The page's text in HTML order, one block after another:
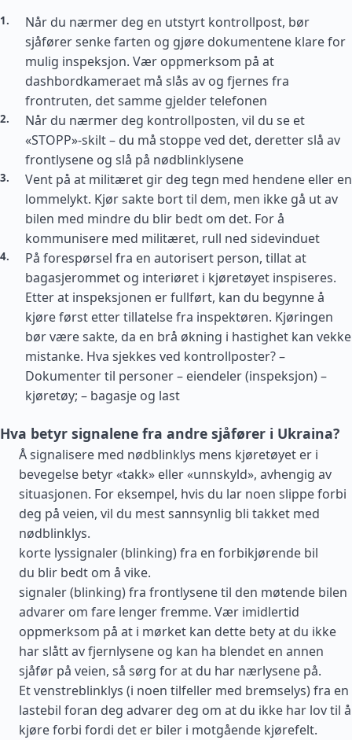
Når du nærmer deg en utstyrt kontrollpost, bør
sjåfører senke farten og gjøre dokumentene klare for
mulig inspeksjon. Vær oppmerksom på at
dashbordkameraet må slås av og fjernes fra
frontruten, det samme gjelder telefonen
Når du nærmer deg kontrollposten, vil du se et
«STOPP»-skilt – du må stoppe ved det, deretter slå av
frontlysene og slå på nødblinklysene
Vent på at militæret gir deg tegn med hendene eller en
lommelykt. Kjør sakte bort til dem, men ikke gå ut av
bilen med mindre du blir bedt om det. For å
kommunisere med militæret, rull ned sidevinduet
På forespørsel fra en autorisert person, tillat at
bagasjerommet og interiøret i kjøretøyet inspiseres.
Etter at inspeksjonen er fullført, kan du begynne å
kjøre først etter tillatelse fra inspektøren. Kjøringen
bør være sakte, da en brå økning i hastighet kan vekke
mistanke. Hva sjekkes ved kontrollposter? –
Dokumenter til personer – eiendeler (inspeksjon) –
kjøretøy; – bagasje og last
Hva betyr signalene fra andre sjåfører i Ukraina?
Å signalisere med nødblinklys mens kjøretøyet er i
bevegelse betyr «takk» eller «unnskyld», avhengig av
situasjonen. For eksempel, hvis du lar noen slippe forbi
deg på veien, vil du mest sannsynlig bli takket med
nødblinklys.
korte lyssignaler (blinking) fra en forbikjørende bil
du blir bedt om å vike.
signaler (blinking) fra frontlysene til den møtende bilen
advarer om fare lenger fremme. Vær imidlertid
oppmerksom på at i mørket kan dette bety at du ikke
har slått av fjernlysene og kan ha blendet en annen
sjåfør på veien, så sørg for at du har nærlysene på.
Et venstreblinklys (i noen tilfeller med bremselys) fra en
lastebil foran deg advarer deg om at du ikke har lov til å
kjøre forbi fordi det er biler i motgående kjørefelt.